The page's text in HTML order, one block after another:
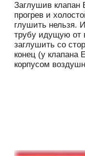
Заглушив клапан
прогрев и
глушить нельзя.
трубу идущую от
заглушить со
конец (у клапана
корпусом